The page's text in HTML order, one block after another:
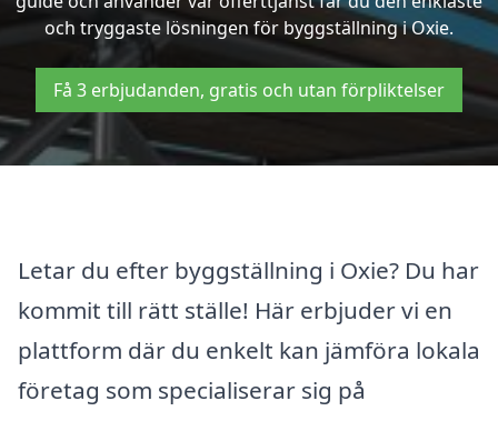
och tryggaste lösningen för byggställning i Oxie.
Få 3 erbjudanden, gratis och utan förpliktelser
Letar du efter byggställning i Oxie? Du har
kommit till rätt ställe! Här erbjuder vi en
plattform där du enkelt kan jämföra lokala
företag som specialiserar sig på